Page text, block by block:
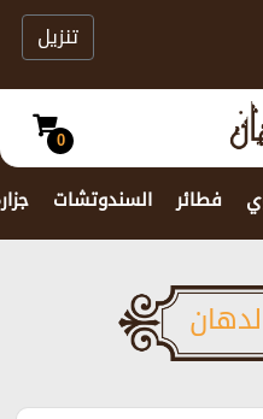
تنزيل
0
فطائر السندوتشات